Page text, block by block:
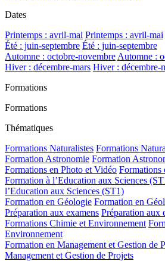
Dates
Printemps : avril-mai Printemps : avril-mai
Été : juin-septembre Été : juin-septembre
Automne : octobre-novembre Automne :
Hiver : décembre-mars Hiver : décembre-
Formations
Formations
Thématiques
Formations Naturalistes Formations
Formation Astronomie Formation
Formations en Photo et Vidéo Formations
Formation à l’Education aux Sciences
l’Education aux Sciences (ST1)
Formation en Géologie Formation en
Préparation aux examens Préparation aux
Formations Chimie et Environnement
Environnement
Formation en Management et Gestion de
Management et Gestion de Projets